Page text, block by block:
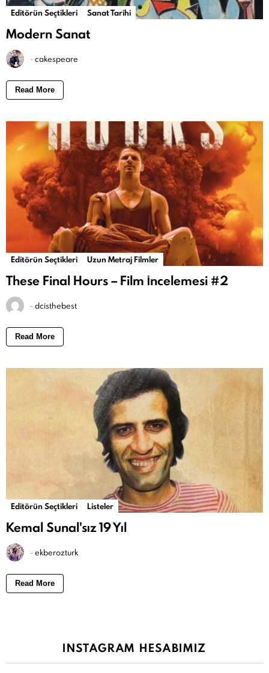
Editörün Seçtikleri Sanat Tarihi
Modern Sanat
-cakespeare
Read More
Editörün Seçtikleri Uzun Metraj Filmler
These Final Hours – Film İncelemesi #2
-dcisthebest
Read More
Editörün Seçtikleri Listeler
Kemal Sunal'sız 19 Yıl
-ekberozturk
Read More
INSTAGRAM HESABIMIZ